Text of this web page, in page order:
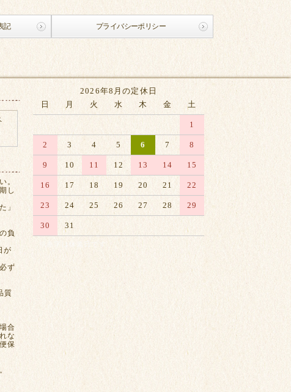
記 プライバシーポリシー
2026年8月の定休日
日
月 火 水 木 金 土
1
2 3 4 5 6 7 8
9 10 11 12 13 14 15
16 17 18 19 20 21 22
23 24 25 26 27 28 29
30 31
。
し
」
負
が
ず
質
合
な
保